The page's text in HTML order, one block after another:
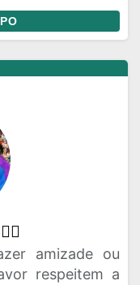
amizade ou
respeitem a